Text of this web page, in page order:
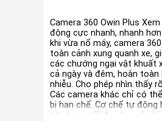
Camera 360 Owin Plus
động cực nhanh, nhanh
khi vừa nổ máy, camera
toàn cảnh xung quanh xe,
các chướng ngại vật khuất
cả ngày và đêm, hoàn
nhiễu. Cho phép nhìn thấy
Các camera khác chỉ có
bị hạn chế. Cơ chế tự
tập trung tối đa cho việc lái